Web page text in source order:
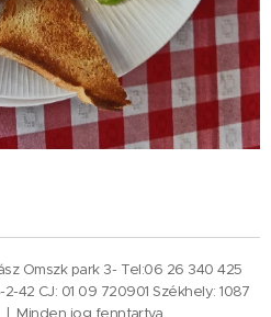
Omszk park 3- Tel:06 26 340 425
42 CJ: 01 09 720901 Székhely: 1087
| Minden jog fenntartva